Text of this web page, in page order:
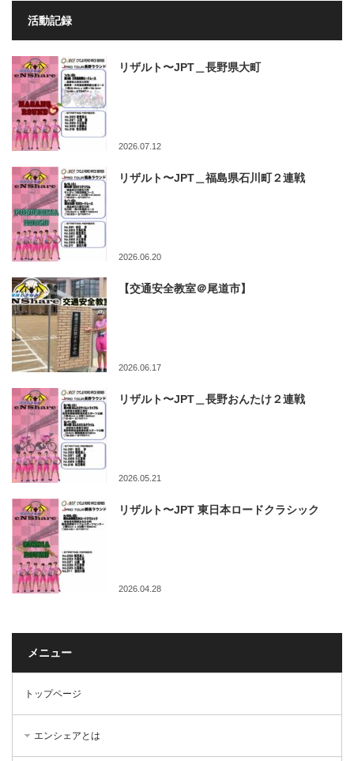
活動記録
リザルト〜JPT＿長野県大町
2026.07.12
リザルト〜JPT＿福島県石川町２連戦
2026.06.20
【交通安全教室＠尾道市】
2026.06.17
リザルト〜JPT＿長野おんたけ２連戦
2026.05.21
リザルト〜JPT 東日本ロードクラシック
2026.04.28
メニュー
トップページ
エンシェアとは